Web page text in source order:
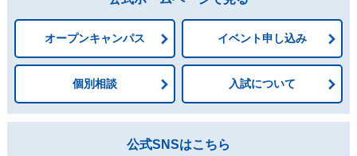
オープンキャンパス イベント申し込み
個別相談 入試について
公式SNSはこちら